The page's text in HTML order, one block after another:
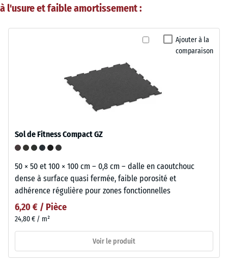
à l'usure et faible amortissement :
Ajouter à la
comparaison
Sol de Fitness Compact GZ
50 × 50 et 100 × 100 cm – 0,8 cm – dalle en caoutchouc
dense à surface quasi fermée, faible porosité et
adhérence régulière pour zones fonctionnelles
6,20 € / Pièce
24,80 € / m²
Voir le produit